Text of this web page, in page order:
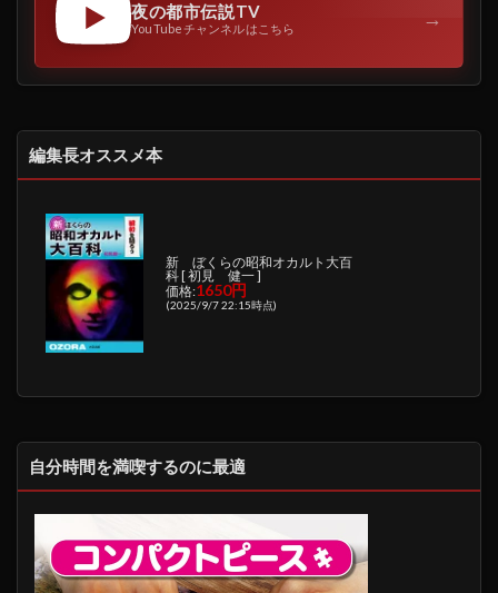
夜の都市伝説TV
YouTubeチャンネルはこちら →
編集長オススメ本
新 ぼくらの昭和オカルト大百
科 [ 初見 健一 ]
価格:1650円
(2025/9/7 22:15時点)
自分時間を満喫するのに最適